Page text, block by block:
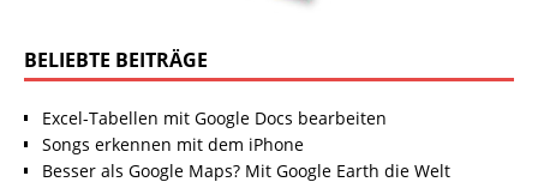
BELIEBTE BEITRÄGE
Excel-Tabellen mit Google Docs bearbeiten
Songs erkennen mit dem iPhone
Besser als Google Maps? Mit Google Earth die Welt